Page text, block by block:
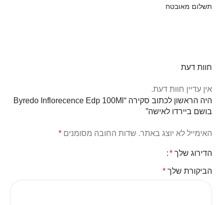
תשלום מאובטח
חוות דעת
אין עדיין חוות דעת.
היה הראשון לכתוב סקירה “Byredo Inflorecence Edp 100Ml
בושם ביירדו לאישה”
האימייל לא יוצג באתר. שדות החובה מסומנים *
הדירוג שלך *
הביקורת שלך *